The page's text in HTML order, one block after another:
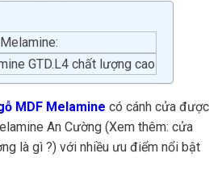
GTD.L4 chất lượng cao
MDF Melamine có cánh cửa được
An Cường (Xem thêm: cửa
là gì ?) với nhiều ưu điểm nổi bật